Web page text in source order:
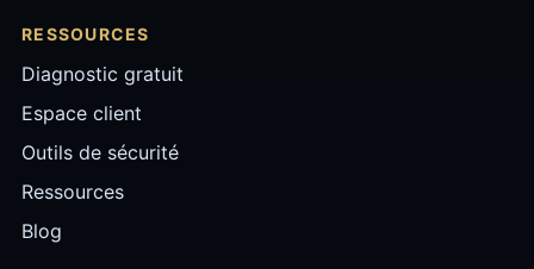
RESSOURCES
Diagnostic gratuit
Espace client
Outils de sécurité
Ressources
Blog